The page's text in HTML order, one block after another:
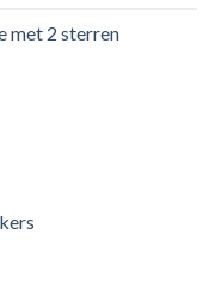
met 2 sterren